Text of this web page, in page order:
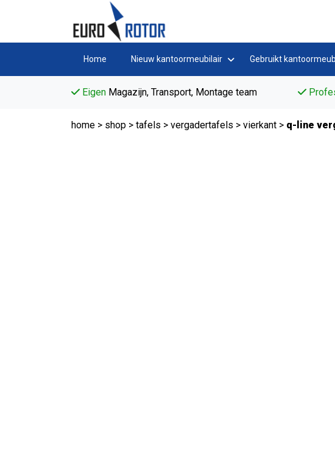
Home Nieuw kantoormeubilair Gebruikt
Eigen Magazijn, Transport, Montage team
home > shop > tafels > vergadertafels > vierkant > q-line